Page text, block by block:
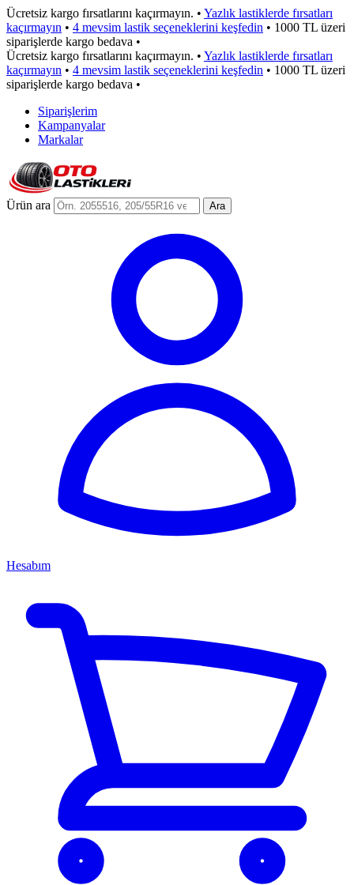
Ücretsiz kargo fırsatlarını kaçırmayın. • Yazlık lastiklerde fırsatları
kaçırmayın • 4 mevsim lastik seçeneklerini keşfedin • 1000 TL üzeri
siparişlerde kargo bedava •
Ücretsiz kargo fırsatlarını kaçırmayın. • Yazlık lastiklerde fırsatları
kaçırmayın • 4 mevsim lastik seçeneklerini keşfedin • 1000 TL üzeri
siparişlerde kargo bedava •
Siparişlerim
Kampanyalar
Markalar
Ürün ara Ara
Hesabım